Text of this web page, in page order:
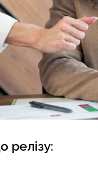
релізу: